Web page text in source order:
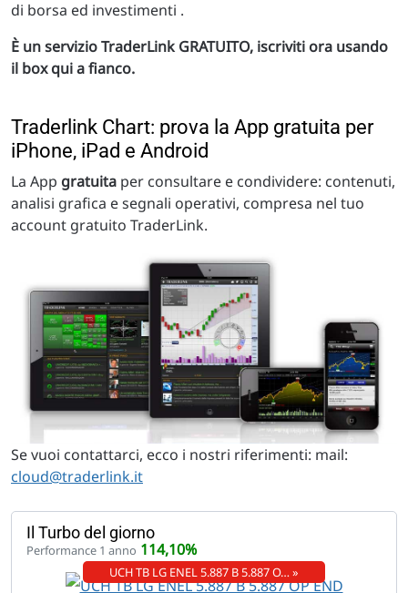
di borsa ed investimenti .
È un servizio TraderLink GRATUITO, iscriviti ora usando
il box qui a fianco.
Traderlink Chart: prova la App gratuita per
iPhone, iPad e Android
La App gratuita per consultare e condividere: contenuti,
analisi grafica e segnali operativi, compresa nel tuo
account gratuito TraderLink.
Se vuoi contattarci, ecco i nostri riferimenti: mail:
cloud@traderlink.it
Il Turbo del giorno
Performance 1 anno 114,10%
UCH TB LG ENEL 5.887 B 5.887 O… »